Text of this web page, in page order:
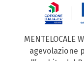
agevolazione